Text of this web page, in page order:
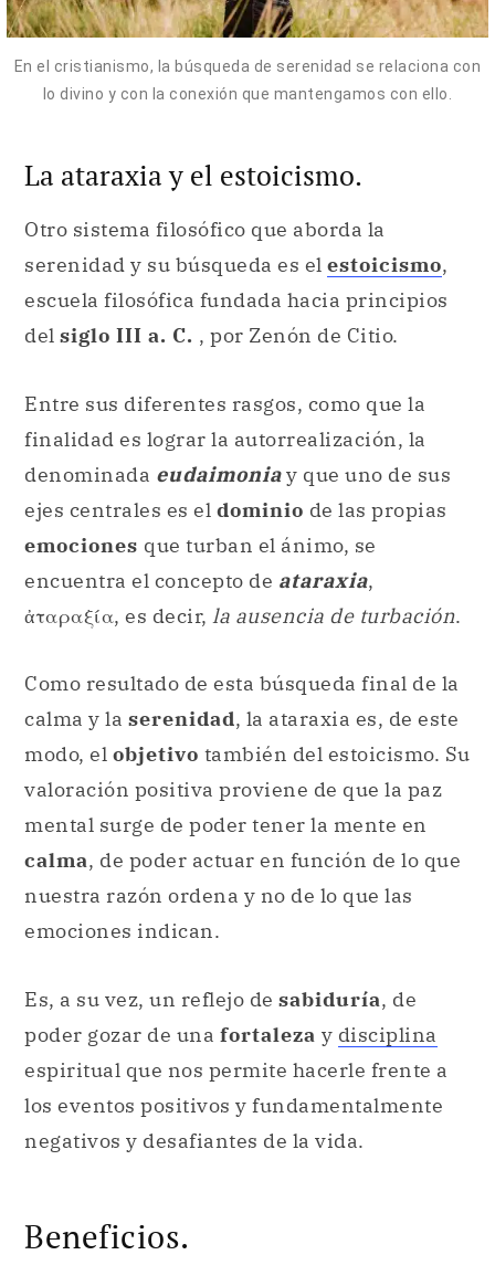
En el cristianismo, la búsqueda de serenidad se relaciona con
lo divino y con la conexión que mantengamos con ello.
La ataraxia y el estoicismo.
Otro sistema filosófico que aborda la
serenidad y su búsqueda es el estoicismo,
escuela filosófica fundada hacia principios
del siglo III a. C. , por Zenón de Citio.
Entre sus diferentes rasgos, como que la
finalidad es lograr la autorrealización, la
denominada eudaimoniay que uno de sus
ejes centrales es el dominio de las propias
emociones que turban el ánimo, se
encuentra el concepto de ataraxia,
ἀταραξία, es decir, la ausencia de turbación.
Como resultado de esta búsqueda final de la
calma y la serenidad, la ataraxia es, de este
modo, el objetivo también del estoicismo. Su
valoración positiva proviene de que la paz
mental surge de poder tener la mente en
calma, de poder actuar en función de lo que
nuestra razón ordena y no de lo que las
emociones indican.
Es, a su vez, un reflejo de sabiduría, de
poder gozar de una fortaleza y disciplina
espiritual que nos permite hacerle frente a
los eventos positivos y fundamentalmente
negativos y desafiantes de la vida.
Beneficios.